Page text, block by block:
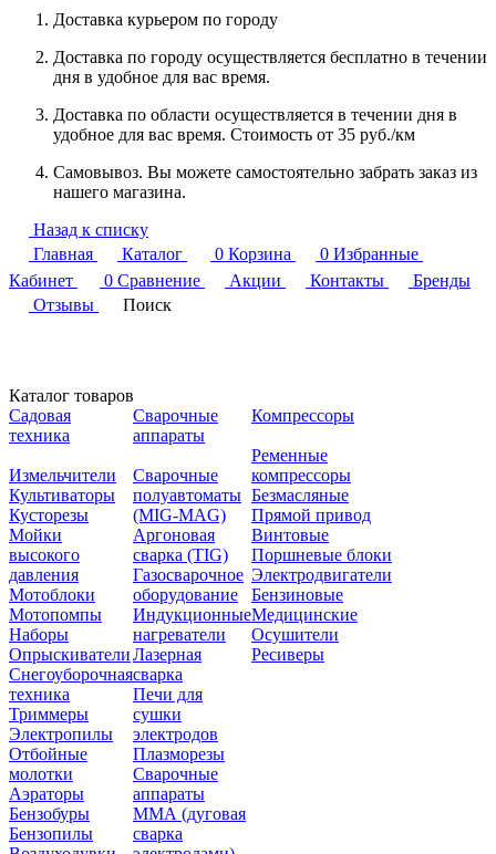
Доставка курьером по городу
Доставка по городу осуществляется бесплатно в течении
дня в удобное для вас время.
Доставка по области осуществляется в течении дня в
удобное для вас время. Стоимость от 35 руб./км
Самовывоз. Вы можете самостоятельно забрать заказ из
нашего магазина.
Назад к списку
Главная
Каталог 0 Корзина 0 Избранные
Кабинет
0 Сравнение Акции Контакты
Бренды
Отзывы
Поиск
Каталог товаров
Садовая
техника
Измельчители
Культиваторы
Кусторезы
Мойки
высокого
давления
Мотоблоки
Мотопомпы
Наборы
Опрыскиватели
Снегоуборочная
техника
Триммеры
Электропилы
Отбойные
молотки
Аэраторы
Бензобуры
Бензопилы
Сварочные
аппараты
Сварочные
полуавтоматы
(MIG-MAG)
Аргоновая
сварка (TIG)
Газосварочное
оборудование
Индукционные
нагреватели
Лазерная
сварка
Печи для
сушки
электродов
Плазморезы
Сварочные
аппараты
ММА (дуговая
сварка
Компрессоры
Ременные
компрессоры
Безмасляные
Прямой привод
Винтовые
Поршневые блоки
Электродвигатели
Бензиновые
Медицинские
Осушители
Ресиверы